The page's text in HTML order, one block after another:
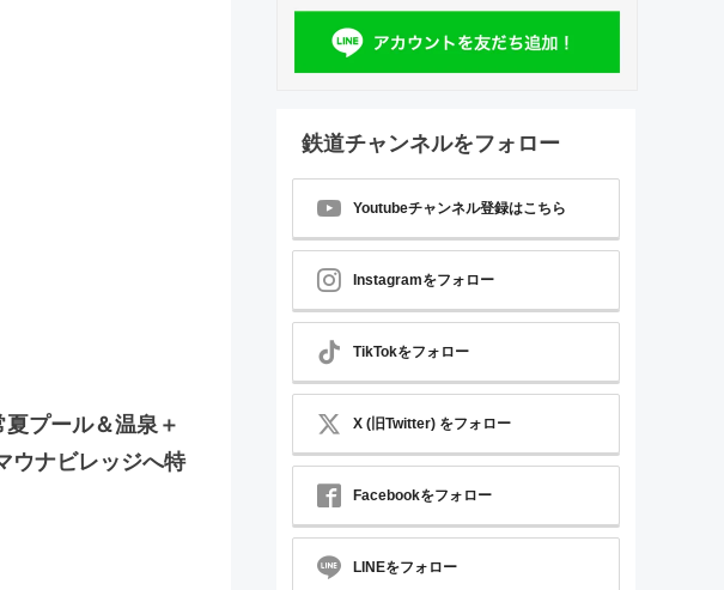
プール＆温泉＋
ウナビレッジへ特
鉄道チャンネルをフォロー
Youtubeチャンネル登録はこちら
Instagramをフォロー
TikTokをフォロー
X (旧Twitter) をフォロー
Facebookをフォロー
LINEをフォロー